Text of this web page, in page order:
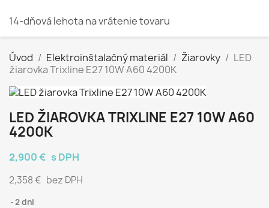
14-dňová lehota na vrátenie tovaru
Úvod Elektroinštalačný materiál Žiarovky
LED
žiarovka Trixline E27 10W A60 4200K
LED ŽIAROVKA TRIXLINE E27 10W A60
4200K
2,900 € s DPH
2,358 € bez DPH
2 dni